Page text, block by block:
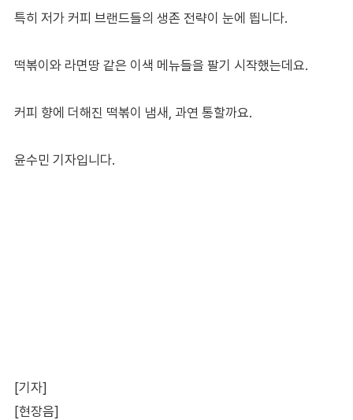
특히 저가 커피 브랜드들의 생존 전략이 눈에 띕니다.
떡볶이와 라면땅 같은 이색 메뉴들을 팔기 시작했는데요.
커피 향에 더해진 떡볶이 냄새, 과연 통할까요.
윤수민 기자입니다.
[기자]
[현장음]